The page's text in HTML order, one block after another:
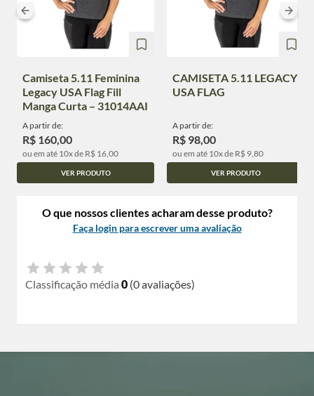
Camiseta 5.11 Feminina
Legacy USA Flag Fill
Manga Curta – 31014AAI
A partir de:
R$ 160,00
ou em até 10x de R$ 16,00
VER PRODUTO
CAMISETA 5.11 LEGACY
USA FLAG
A partir de:
R$ 98,00
ou em até 10x de R$ 9,80
VER PRODUTO
O que nossos clientes acharam desse produto?
Faça login para escrever uma avaliação
Classificação média 0 (0 avaliações)